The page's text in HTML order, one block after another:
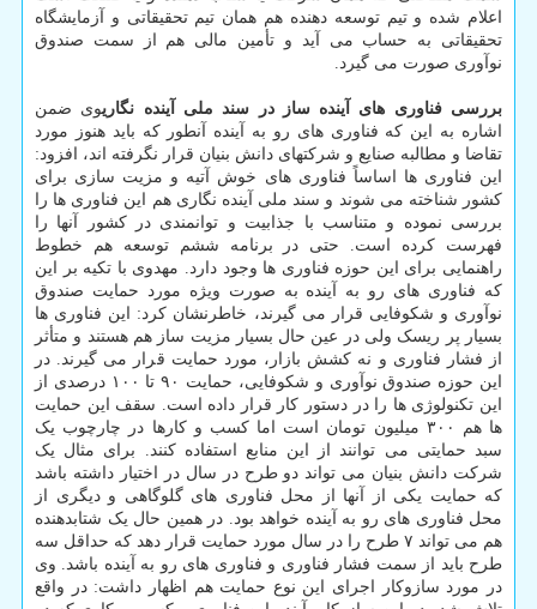
اعلام شده و تیم توسعه دهنده هم همان تیم تحقیقاتی و آزمایشگاه
تحقیقاتی به حساب می آید و تأمین مالی هم از سمت صندوق
نوآوری صورت می گیرد.
بررسی فناوری های آینده ساز در سند ملی آینده نگاریوی ضمن
اشاره به این که فناوری های رو به آینده آنطور که باید هنوز مورد
تقاضا و مطالبه صنایع و شرکتهای دانش بنیان قرار نگرفته اند، افزود:
این فناوری ها اساساً فناوری های خوش آتیه و مزیت سازی برای
کشور شناخته می شوند و سند ملی آینده نگاری هم این فناوری ها را
بررسی نموده و متناسب با جذابیت و توانمندی در کشور آنها را
فهرست کرده است. حتی در برنامه ششم توسعه هم خطوط
راهنمایی برای این حوزه فناوری ها وجود دارد. مهدوی با تکیه بر این
که فناوری های رو به آینده به صورت ویژه مورد حمایت صندوق
نوآوری و شکوفایی قرار می گیرند، خاطرنشان کرد: این فناوری ها
بسیار پر ریسک ولی در عین حال بسیار مزیت ساز هم هستند و متأثر
از فشار فناوری و نه کشش بازار، مورد حمایت قرار می گیرند. در
این حوزه صندوق نوآوری و شکوفایی، حمایت ۹۰ تا ۱۰۰ درصدی از
این تکنولوژی ها را در دستور کار قرار داده است. سقف این حمایت
ها هم ۳۰۰ میلیون تومان است اما کسب و کارها در چارچوب یک
سبد حمایتی می توانند از این منابع استفاده کنند. برای مثال یک
شرکت دانش بنیان می تواند دو طرح در سال در اختیار داشته باشد
که حمایت یکی از آنها از محل فناوری های گلوگاهی و دیگری از
محل فناوری های رو به آینده خواهد بود. در همین حال یک شتابدهنده
هم می تواند ۷ طرح را در سال مورد حمایت قرار دهد که حداقل سه
طرح باید از سمت فشار فناوری و فناوری های رو به آینده باشد. وی
در مورد سازوکار اجرای این نوع حمایت هم اظهار داشت: در واقع